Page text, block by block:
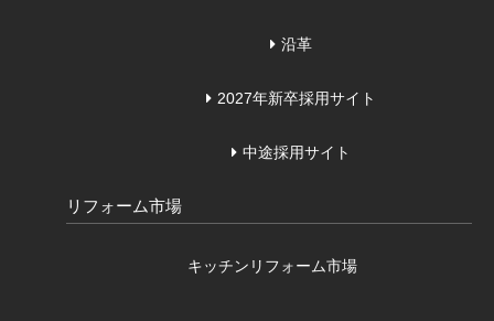
沿革
2027年新卒採用サイト
中途採用サイト
リフォーム市場
キッチンリフォーム市場